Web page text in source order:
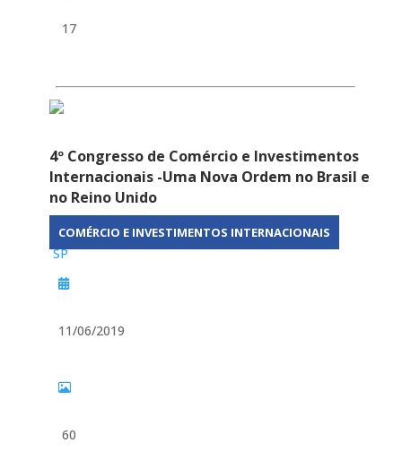
17
4º Congresso de Comércio e Investimentos
Internacionais -Uma Nova Ordem no Brasil e
no Reino Unido
COMÉRCIO E INVESTIMENTOS INTERNACIONAIS
SP
11/06/2019
60